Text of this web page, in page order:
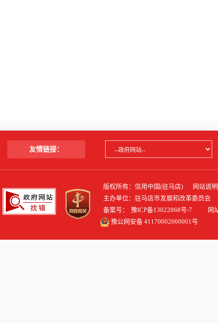
友情链接：
版权所有：信用中国(驻马店)
网站说明
主办单位：驻马店市发展和改革委员会
备案号：
豫ICP备13022868号-7
网站
豫公网安备 41170002000001号